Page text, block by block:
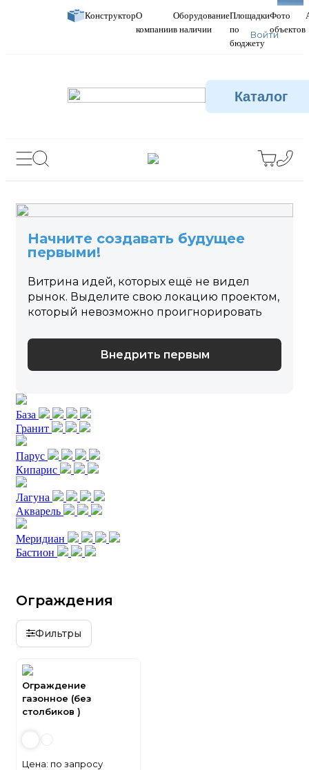
КонструкторО
компании
Оборудование
в наличии
Площадки
по
бюджету
Фото
объектов
Войти
Каталог
Начните создавать будущее
первыми!
Витрина идей, которых ещё не видел
рынок. Выделите свою локацию проектом,
который невозможно проигнорировать
Внедрить первым
База
Гранит
Парус
Кипарис
Лагуна
Акварель
Меридиан
Бастион
Ограждения
Фильтры
Ограждение
газонное (без
столбиков )
Цена: по запросу